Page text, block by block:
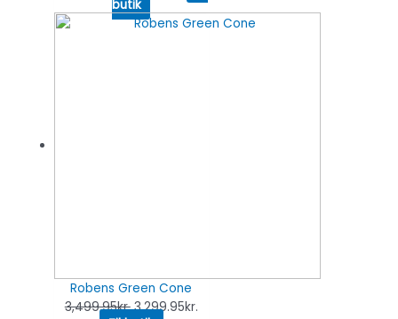
butik
Robens Green Cone
3,499.95kr. 3,299.95kr.